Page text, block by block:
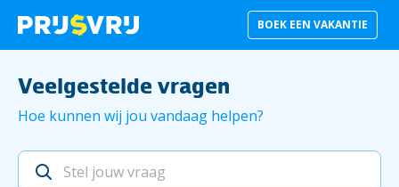
BOEK EEN VAKANTIE
Veelgestelde vragen
Hoe kunnen wij jou vandaag helpen?